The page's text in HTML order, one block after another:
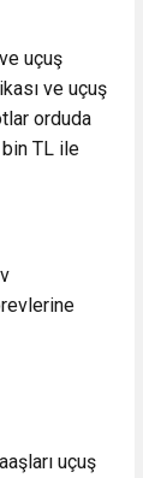
uçuş
ve uçuş
orduda
TL ile
uçuş